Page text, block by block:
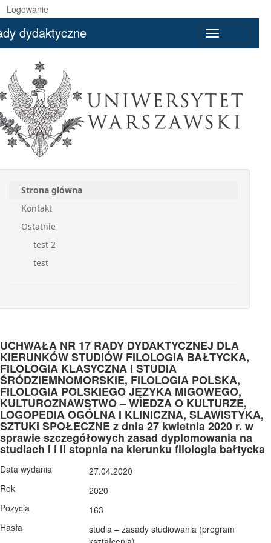
Logowanie
navigation
dydaktyczne
Strona główna
Kontakt
Ostatnie
test 2
test
UCHWAŁA NR 17 RADY DYDAKTYCZNEJ DLA
KIERUNKÓW STUDIÓW FILOLOGIA BAŁTYCKA,
FILOLOGIA KLASYCZNA I STUDIA
ŚRÓDZIEMNOMORSKIE, FILOLOGIA POLSKA,
FILOLOGIA POLSKIEGO JĘZYKA MIGOWEGO,
KULTUROZNAWSTWO – WIEDZA O KULTURZE,
LOGOPEDIA OGÓLNA I KLINICZNA, SLAWISTYKA,
SZTUKI SPOŁECZNE z dnia 27 kwietnia 2020 r. w
sprawie szczegółowych zasad dyplomowania na
studiach I i II stopnia na kierunku filologia bałtycka
Data wydania
27.04.2020
Rok
2020
Pozycja
163
Hasła
studia – zasady studiowania (program